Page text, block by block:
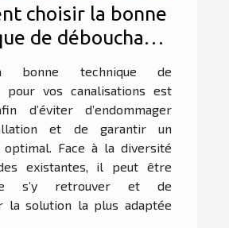
choisir la bonne
de débouchage
bonne technique de
pour vos canalisations est
d’éviter d’endommager
et de garantir un
optimal. Face à la diversité
existantes, il peut être
s’y retrouver et de
la solution la plus adaptée